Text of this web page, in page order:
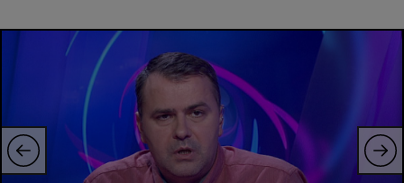
Clasamente
Tenis
Handbal